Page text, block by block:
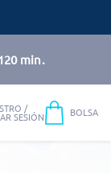
min.
/
SESIÓN BOLSA